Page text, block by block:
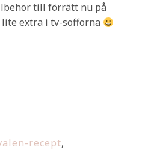
till förrätt nu på
extra i tv-sofforna
recept,